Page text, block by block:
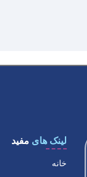
لینک های مفید
خانه